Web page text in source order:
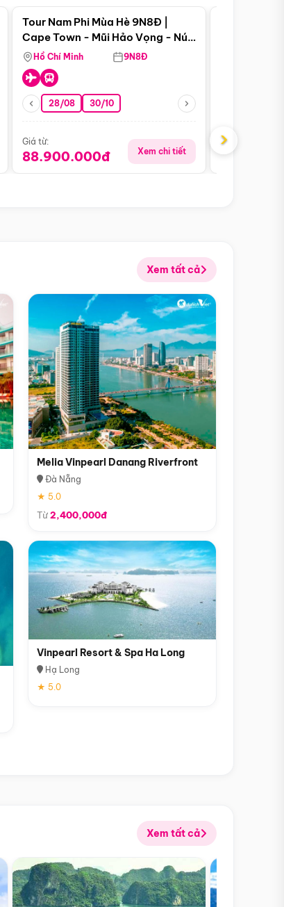
Tour Nam Phi Mùa Hè 9N8Đ |
Cape Town - Mũi Hảo Vọng - Núi
Bàn - Johannesburg - Pretoria -
Safari - Lodge
Hồ Chí Minh 9N8Đ
28/08 30/10
Giá từ:
88.900.000đ Xem chi tiết
Giá từ:
›
Xem tất cả
Melia Vinpearl Danang Riverfront
Đà Nẵng
★ 5.0
Từ2,400,000đ
Vinpearl Resort & Spa Ha Long
Hạ Long
★ 5.0
Xem tất cả